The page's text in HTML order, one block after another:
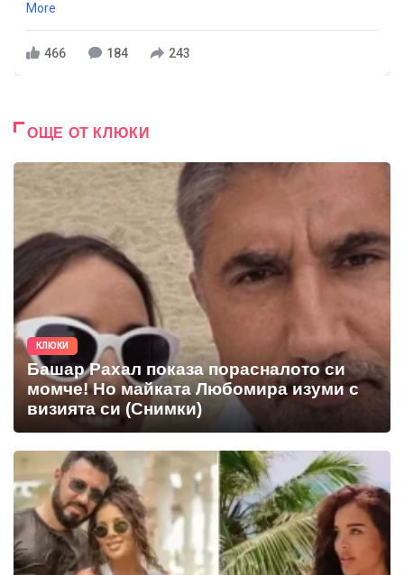
More
466 184 243
ОЩЕ ОТ КЛЮКИ
КЛЮКИ
Башар Рахал показа порасналото си
момче! Но майката Любомира изуми с
визията си (Снимки)